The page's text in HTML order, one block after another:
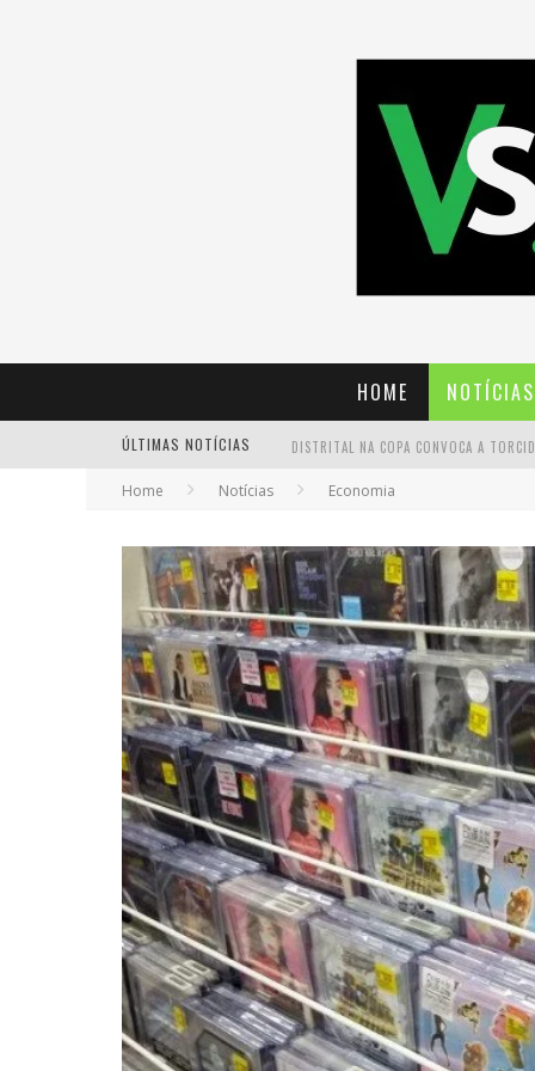
HOME NOTÍCIAS
ÚLTIMAS NOTÍCIAS
Home Notícias Economia